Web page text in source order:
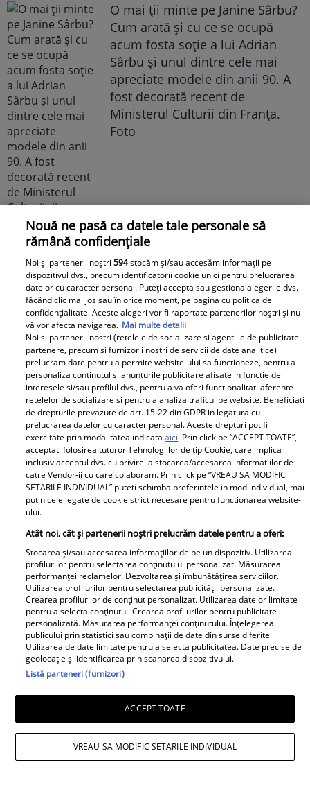
O mai ții minte pe Janine Sârbu?
Cum arată și cu ce se ocupă
acum fosta soție a lui Adrian
Sârbu și unul dintre cele mai
apreciate modele din anii 90. A
fost decorată recent de
Ministerul Culturii din Franța.
Foto
Noi dezvăluiri despre relația
actuală dintre Andreea Popescu
și Dan Alexa. Relația ei
extraconjugală cu antrenorul a
dus la divorțul de Rareș Cojoc,
însă nimeni nu se aștepta la ce
se întâmplă în prezent
Este în culmea fericirii! Vedeta a
devenit mamă pentru a doua
oară și a dezvăluit prima
imagine cu fiul său: „Iubirile
vieții mele” Foto
A1.ro
Poftiți pe la noi: Poftiți la
întrecere. Mirela Vaida și
Adriana Trandafir, în centrul
atenției după provocarea lui Nea
Mărin
Nouă ne pasă ca datele tale personale să
rămână confidențiale
Noi și partenerii noștri594stocăm și/sau accesăm informații pe
dispozitivul dvs., precum identificatorii cookie unici pentru prelucrarea
datelor cu caracter personal. Puteți accepta sau gestiona alegerile dvs.
făcând clic mai jos sau în orice moment, pe pagina cu politica de
confidențialitate. Aceste alegeri vor fi raportate partenerilor noștri și nu
vă vor afecta navigarea. Mai multe detalii
Noi si partenerii nostri (retelele de socializare si agentiile de publicitate
partenere, precum si furnizorii nostri de servicii de date analitice)
prelucram date pentru a permite website-ului sa functioneze, pentru a
personaliza continutul si anunturile publicitare afisate in functie de
interesele si/sau profilul dvs., pentru a va oferi functionalitati aferente
retelelor de socializare si pentru a analiza traficul pe website. Beneficiati
de drepturile prevazute de art. 15-22 din GDPR in legatura cu
prelucrarea datelor cu caracter personal. Aceste drepturi pot fi
exercitate prin modalitatea indicataaici. Prin click pe “ACCEPT TOATE”,
acceptati folosirea tuturor Tehnologiilor de tip Cookie, care implica
inclusiv acceptul dvs. cu privire la stocarea/accesarea informatiilor de
catre Vendor-ii cu care colaboram. Prin click pe “VREAU SA MODIFIC
SETARILE INDIVIDUAL” puteti schimba preferintele in mod individual, mai
putin cele legate de cookie strict necesare pentru functionarea website-
ului.
Atât noi, cât și partenerii noștri prelucrăm datele pentru a oferi:
Stocarea și/sau accesarea informațiilor de pe un dispozitiv. Utilizarea
profilurilor pentru selectarea conținutului personalizat. Măsurarea
performanței reclamelor. Dezvoltarea și îmbunătățirea serviciilor.
Utilizarea profilurilor pentru selectarea publicității personalizate.
Crearea profilurilor de conținut personalizat. Utilizarea datelor limitate
pentru a selecta conținutul. Crearea profilurilor pentru publicitate
personalizată. Măsurarea performanței conținutului. Înțelegerea
publicului prin statistici sau combinații de date din surse diferite.
Utilizarea de date limitate pentru a selecta publicitatea. Date precise de
geolocație și identificarea prin scanarea dispozitivului.
Listă parteneri (furnizori)
ACCEPT TOATE
VREAU SA MODIFIC SETARILE INDIVIDUAL